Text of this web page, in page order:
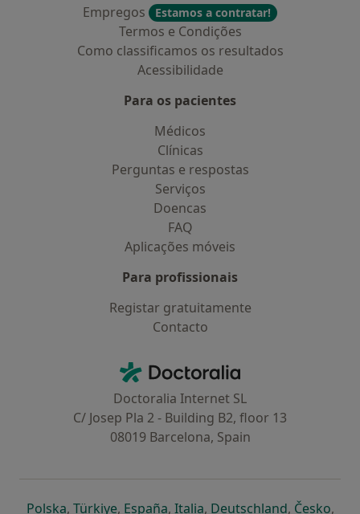
Empregos
Estamos a contratar!
Termos e Condições
Como classificamos os resultados
Acessibilidade
Para os pacientes
Médicos
Clínicas
Perguntas e respostas
Serviços
Doencas
FAQ
Aplicações móveis
Para profissionais
Registar gratuitamente
Contacto
Doctoralia - Homepage
Doctoralia Internet SL
C/ Josep Pla 2 - Building B2, floor 13
08019 Barcelona, Spain
Polskaabre num novo separador
, Türkiyeabre num novo separador
, Españaabre num novo separador
, Italiaabre num novo
, Deutschlandabre num
, Česko,